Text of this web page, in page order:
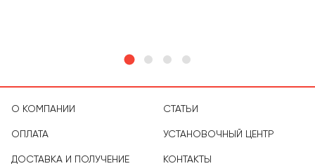
О КОМПАНИИ
ОПЛАТА
ДОСТАВКА И ПОЛУЧЕНИЕ
СТАТЬИ
УСТАНОВОЧНЫЙ ЦЕНТР
КОНТАКТЫ